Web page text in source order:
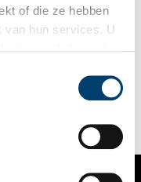
of die ze hebben
van hun services. U
heb je tijdens een
mee met